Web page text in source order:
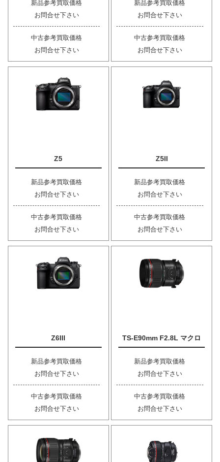
新品参考買取価格
お問合せ下さい
中古参考買取価格
お問合せ下さい
新品参考買取価格
お問合せ下さい
中古参考買取価格
お問合せ下さい
Z5
新品参考買取価格
お問合せ下さい
中古参考買取価格
お問合せ下さい
Z5II
新品参考買取価格
お問合せ下さい
中古参考買取価格
お問合せ下さい
Z6III
新品参考買取価格
お問合せ下さい
中古参考買取価格
お問合せ下さい
TS-E90mm F2.8L マクロ
新品参考買取価格
お問合せ下さい
中古参考買取価格
お問合せ下さい